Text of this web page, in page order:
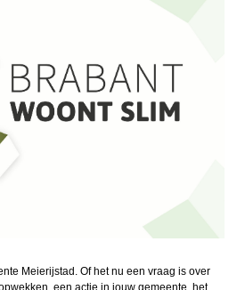
Meierijstad. Of het nu een vraag is over